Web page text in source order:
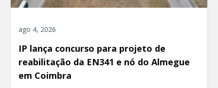
ago 4, 2026
IP lança concurso para projeto de
reabilitação da EN341 e nó do Almegue
em Coimbra